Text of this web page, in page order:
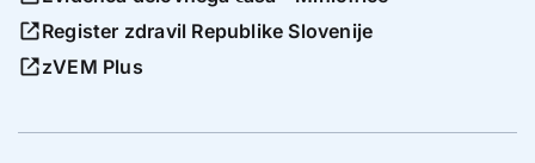
Register zdravil Republike Slovenije
zVEM Plus